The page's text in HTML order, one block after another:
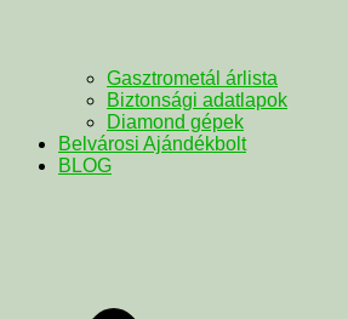
Gasztrometál árlista
Biztonsági adatlapok
Diamond gépek
Belvárosi Ajándékbolt
BLOG